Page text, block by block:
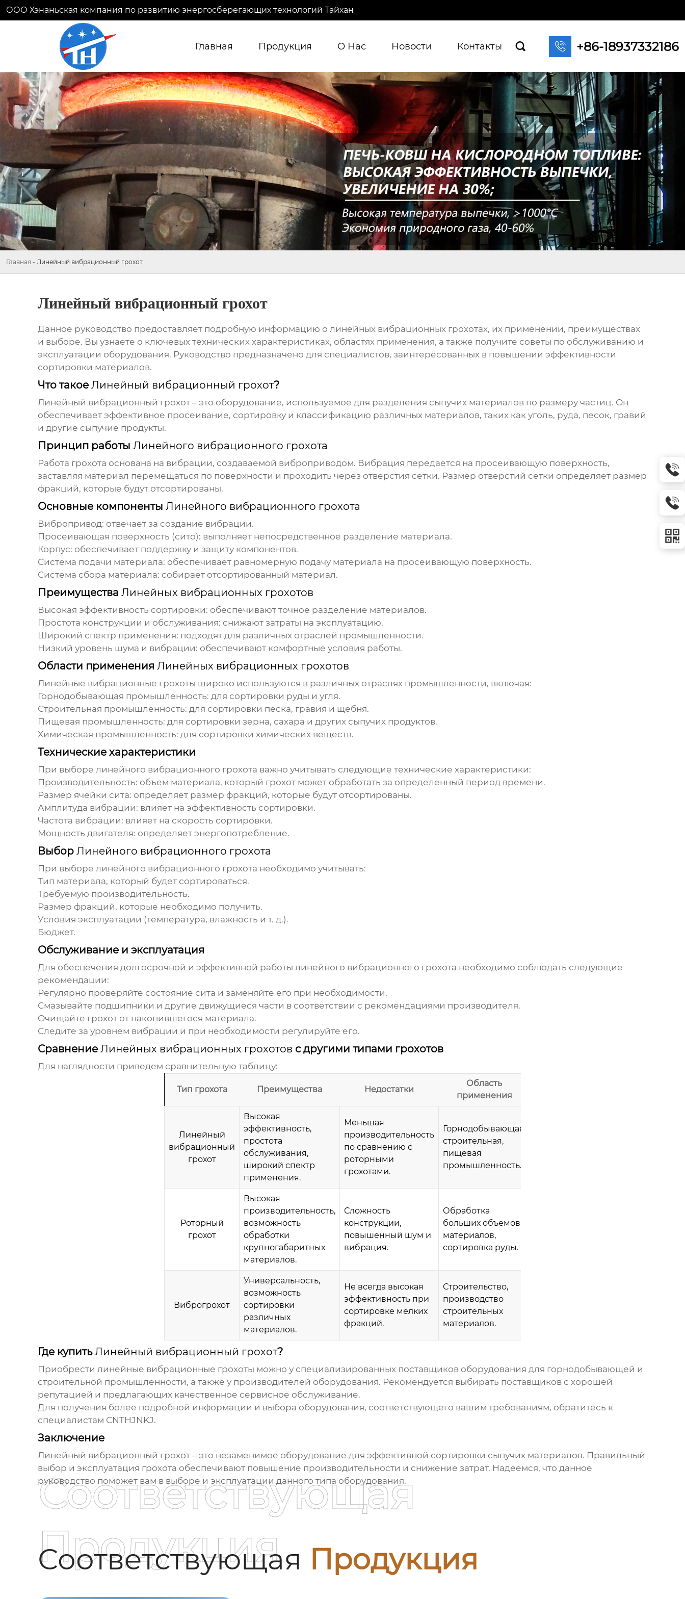
ООО Хэнаньская компания по развитию энергосберегающих технологий Тайхан
Главная Продукция О Нас Новости Контакты   +86-18937332186
Главная - Линейный вибрационный грохот
Линейный вибрационный грохот
Данное руководство предоставляет подробную информацию о линейных вибрационных грохотах, их применении, преимуществах
и выборе. Вы узнаете о ключевых технических характеристиках, областях применения, а также получите советы по обслуживанию и
эксплуатации оборудования. Руководство предназначено для специалистов, заинтересованных в повышении эффективности
сортировки материалов.
Что такое Линейный вибрационный грохот?
Линейный вибрационный грохот– это оборудование, используемое для разделения сыпучих материалов по размеру частиц. Он
обеспечивает эффективное просеивание, сортировку и классификацию различных материалов, таких как уголь, руда, песок, гравий
и другие сыпучие продукты.
Принцип работы Линейного вибрационного грохота
Работа грохота основана на вибрации, создаваемой виброприводом. Вибрация передается на просеивающую поверхность,
заставляя материал перемещаться по поверхности и проходить через отверстия сетки. Размер отверстий сетки определяет размер
фракций, которые будут отсортированы.
Основные компоненты Линейного вибрационного грохота
Вибропривод: отвечает за создание вибрации.
Просеивающая поверхность (сито): выполняет непосредственное разделение материала.
Корпус: обеспечивает поддержку и защиту компонентов.
Система подачи материала: обеспечивает равномерную подачу материала на просеивающую поверхность.
Система сбора материала: собирает отсортированный материал.
Преимущества Линейных вибрационных грохотов
Высокая эффективность сортировки: обеспечивают точное разделение материалов.
Простота конструкции и обслуживания: снижают затраты на эксплуатацию.
Широкий спектр применения: подходят для различных отраслей промышленности.
Низкий уровень шума и вибрации: обеспечивают комфортные условия работы.
Области применения Линейных вибрационных грохотов
Линейные вибрационные грохоты широко используются в различных отраслях промышленности, включая:
Горнодобывающая промышленность: для сортировки руды и угля.
Строительная промышленность: для сортировки песка, гравия и щебня.
Пищевая промышленность: для сортировки зерна, сахара и других сыпучих продуктов.
Химическая промышленность: для сортировки химических веществ.
Технические характеристики
При выборе линейного вибрационного грохота важно учитывать следующие технические характеристики:
Производительность: объем материала, который грохот может обработать за определенный период времени.
Размер ячейки сита: определяет размер фракций, которые будут отсортированы.
Амплитуда вибрации: влияет на эффективность сортировки.
Частота вибрации: влияет на скорость сортировки.
Мощность двигателя: определяет энергопотребление.
Выбор Линейного вибрационного грохота
При выборе линейного вибрационного грохота необходимо учитывать:
Тип материала, который будет сортироваться.
Требуемую производительность.
Размер фракций, которые необходимо получить.
Условия эксплуатации (температура, влажность и т. д.).
Бюджет.
Обслуживание и эксплуатация
Для обеспечения долгосрочной и эффективной работы линейного вибрационного грохота необходимо соблюдать следующие
рекомендации:
Регулярно проверяйте состояние сита и заменяйте его при необходимости.
Смазывайте подшипники и другие движущиеся части в соответствии с рекомендациями производителя.
Очищайте грохот от накопившегося материала.
Следите за уровнем вибрации и при необходимости регулируйте его.
Сравнение Линейных вибрационных грохотов с другими типами грохотов
Для наглядности приведем сравнительную таблицу:
Тип грохота Преимущества Недостатки
Область
применения
Линейный
вибрационный
грохот
Высокая
эффективность,
простота
обслуживания,
широкий спектр
применения.
Меньшая
производительность
по сравнению с
роторными
грохотами.
Горнодобывающая,
строительная,
пищевая
промышленность.
Роторный
грохот
Высокая
производительность,
возможность
обработки
крупногабаритных
материалов.
Сложность
конструкции,
повышенный шум и
вибрация.
Обработка
больших объемов
материалов,
сортировка руды.
Виброгрохот
Универсальность,
возможность
сортировки
различных
материалов.
Не всегда высокая
эффективность при
сортировке мелких
фракций.
Строительство,
производство
строительных
материалов.
Где купитьЛинейный вибрационный грохот?
Приобрести линейные вибрационные грохоты можно у специализированных поставщиков оборудования для горнодобывающей и
строительной промышленности, а также у производителей оборудования. Рекомендуется выбирать поставщиков с хорошей
репутацией и предлагающих качественное сервисное обслуживание.
Для получения более подробной информации и выбора оборудования, соответствующего вашим требованиям, обратитесь к
специалистам CNTHJNKJ.
Заключение
Линейный вибрационный грохот– это незаменимое оборудование для эффективной сортировки сыпучих материалов. Правильный
выбор и эксплуатация грохота обеспечивают повышение производительности и снижение затрат. Надеемся, что данное
руководство поможет вам в выборе и эксплуатации данного типа оборудования.
Соответствующая Продукция
Соответствующая
Продукция